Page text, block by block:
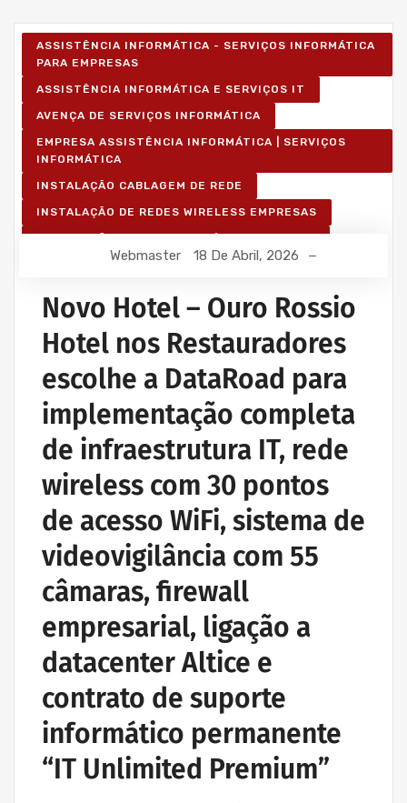
ASSISTÊNCIA INFORMÁTICA - SERVIÇOS INFORMÁTICA
PARA EMPRESAS
ASSISTÊNCIA INFORMÁTICA E SERVIÇOS IT
AVENÇA DE SERVIÇOS INFORMÁTICA
EMPRESA ASSISTÊNCIA INFORMÁTICA | SERVIÇOS
INFORMÁTICA
INSTALAÇÃO CABLAGEM DE REDE
INSTALAÇÃO DE REDES WIRELESS EMPRESAS
Webmaster 18 De Abril, 2026
Novo Hotel – Ouro Rossio
Hotel nos Restauradores
escolhe a DataRoad para
implementação completa
de infraestrutura IT, rede
wireless com 30 pontos
de acesso WiFi, sistema de
videovigilância com 55
câmaras, firewall
empresarial, ligação a
datacenter Altice e
contrato de suporte
informático permanente
“IT Unlimited Premium”